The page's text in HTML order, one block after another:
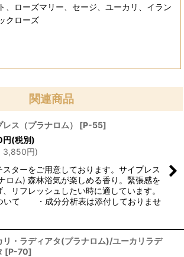
、ローズマリー、セージ、ユーカリ、イラン
クローズ
関連商品
ス（プラナロム） [P-55]
円(税別)
3,850円)
ターをご用意しております。サイプレス
ロム) 森林浴気が楽しめる香り。緊張感を
、リフレッシュしたい時に適しています。
いて ・成分分析表は添付しておりませ
リ・ラディアタ(プラナロム)/ユーカリラデ
[P-70]